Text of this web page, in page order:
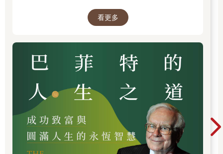
子高興地叫起來。 但鐘的標價可嚇住了他們，價格是七百五十美
喜歡，我和我妻子都很喜歡！你能不能打個折扣賣給我們？我想
給它出個價。你看四百五十美元怎麼樣？」
說完，他下意識地往後縮了一下，因為他怕老闆憤怒的聲音會夾
著唾液星子往他飛來。 但是，老闆連眼睛都沒眨一下，「好吧，
給你啦！」
史密斯夫婦會興高采烈嗎？ 不會的。 他們的反應不外乎兩種：我
應該再出低些的！ 這鐘是不是有毛病呀？ 這從他們在回家路上的
看更多